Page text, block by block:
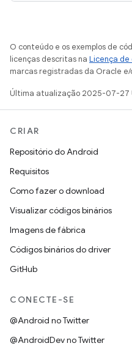
O conteúdo e os exemplos de
licenças descritas na Licença de
marcas registradas da Oracle e/
Última atualização 2025-07-27
CRIAR
Repositório do Android
Requisitos
Como fazer o download
Visualizar códigos binários
Imagens de fábrica
Códigos binários do driver
GitHub
CONECTE-SE
@Android no Twitter
@AndroidDev no Twitter